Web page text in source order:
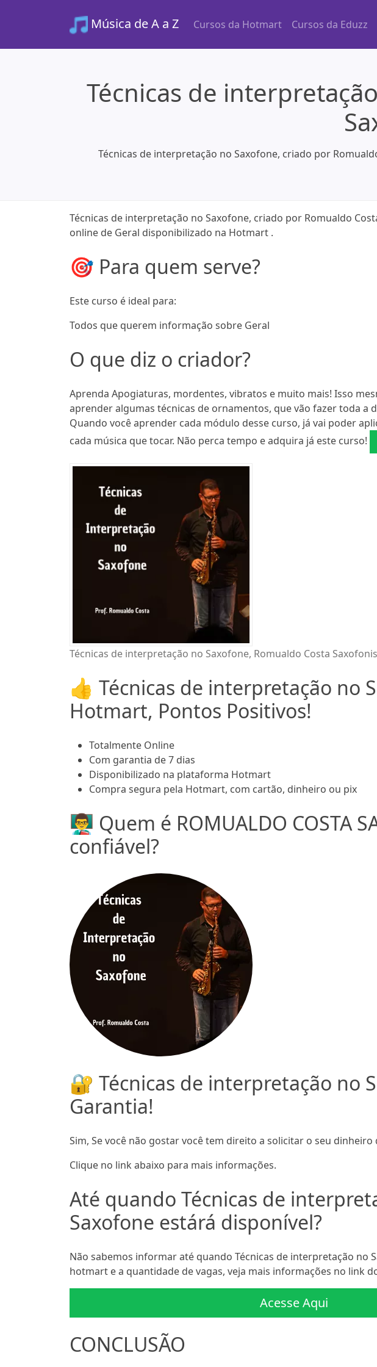
Música de A a Z Cursos da Hotmart Cursos da Eduzz
Técnicas de
Técnicas de interpretação no Saxofone, criado por
Técnicas de interpretação no Saxofone, criado por Romualdo
online de Geral disponibilizado na Hotmart .
🎯 Para quem serve?
Este curso é ideal para:
Todos que querem informação sobre Geral
O que diz o criador?
Aprenda Apogiaturas, mordentes, vibratos e muito mais! Isso
aprender algumas técnicas de ornamentos, que vão fazer toda a
Quando você aprender cada módulo desse curso, já vai poder
cada música que tocar. Não perca tempo e adquira já este curso!
Técnicas de interpretação no Saxofone, Romualdo Costa
👍 Técnicas de interpretação no
Hotmart, Pontos Positivos!
Totalmente Online
Com garantia de 7 dias
Disponibilizado na plataforma Hotmart
Compra segura pela Hotmart, com cartão, dinheiro ou pix
👨‍🏫 Quem é ROMUALDO COSTA
confiável?
🔐 Técnicas de interpretação no
Garantia!
Sim, Se você não gostar você tem direito a solicitar o seu
Clique no link abaixo para mais informações.
Até quando Técnicas de
Saxofone estárá disponível?
Não sabemos informar até quando Técnicas de interpretação no
hotmart e a quantidade de vagas, veja mais informações no link
Acesse Aqui
CONCLUSÃO